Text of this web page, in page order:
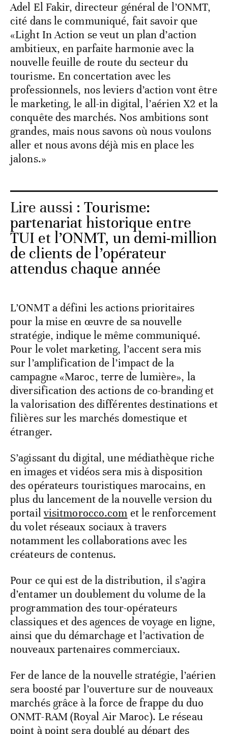
Adel El Fakir, directeur général de l’ONMT,
cité dans le communiqué, fait savoir que
«Light In Action se veut un plan d’action
ambitieux, en parfaite harmonie avec la
nouvelle feuille de route du secteur du
tourisme. En concertation avec les
professionnels, nos leviers d’action vont être
le marketing, le all-in digital, l’aérien X2 et la
conquête des marchés. Nos ambitions sont
grandes, mais nous savons où nous voulons
aller et nous avons déjà mis en place les
jalons.»
Lire aussi :Tourisme:
partenariat historique entre
TUI et l’ONMT, un demi-million
de clients de l’opérateur
attendus chaque année
L’ONMT a défini les actions prioritaires
pour la mise en œuvre de sa nouvelle
stratégie, indique le même communiqué.
Pour le volet marketing, l’accent sera mis
sur l’amplification de l’impact de la
campagne «Maroc, terre de lumière», la
diversification des actions de co-branding et
la valorisation des différentes destinations et
filières sur les marchés domestique et
étranger.
S’agissant du digital, une médiathèque riche
en images et vidéos sera mis à disposition
des opérateurs touristiques marocains, en
plus du lancement de la nouvelle version du
portailvisitmorocco.com et le renforcement
du volet réseaux sociaux à travers
notamment les collaborations avec les
créateurs de contenus.
Pour ce qui est de la distribution, il s’agira
d’entamer un doublement du volume de la
programmation des tour-opérateurs
classiques et des agences de voyage en ligne,
ainsi que du démarchage et l’activation de
nouveaux partenaires commerciaux.
Fer de lance de la nouvelle stratégie, l’aérien
sera boosté par l’ouverture sur de nouveaux
marchés grâce à la force de frappe du duo
ONMT-RAM (Royal Air Maroc). Le réseau
point à point sera doublé au départ des